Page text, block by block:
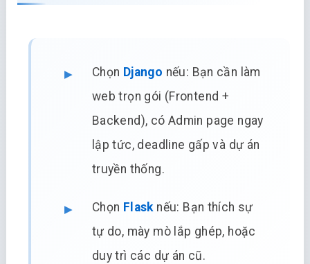
Chọn Django nếu: Bạn cần làm
web trọn gói (Frontend +
Backend), có Admin page ngay
lập tức, deadline gấp và dự án
truyền thống.
Chọn Flask nếu: Bạn thích sự
tự do, mày mò lắp ghép, hoặc
duy trì các dự án cũ.